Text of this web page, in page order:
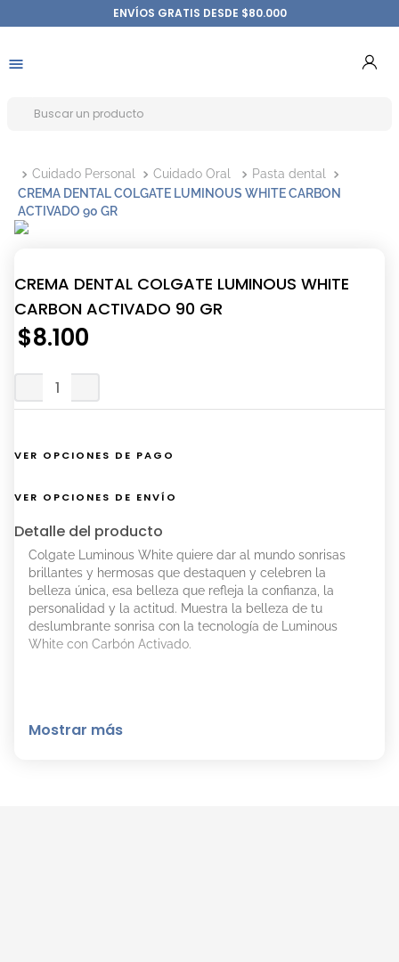
ENVÍOS GRATIS DESDE $80.000
Cuidado Personal Cuidado Oral
Pasta dental
CREMA DENTAL COLGATE LUMINOUS WHITE CARBON
ACTIVADO 90 GR
CREMA DENTAL COLGATE LUMINOUS WHITE
CARBON ACTIVADO 90 GR
$8.100
VER OPCIONES DE PAGO
VER OPCIONES DE ENVÍO
Detalle del producto
Colgate Luminous White quiere dar al mundo sonrisas
brillantes y hermosas que destaquen y celebren la
belleza única, esa belleza que refleja la confianza, la
personalidad y la actitud. Muestra la belleza de tu
deslumbrante sonrisa con la tecnología de Luminous
White con Carbón Activado.
Mostrar más